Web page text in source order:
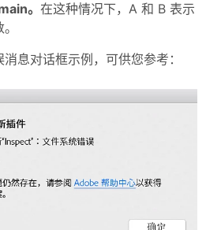
。 在这种情况下，A 和 B 表示
息对话框示例，可供您参考：